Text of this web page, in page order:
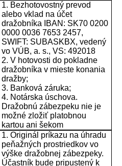
1. Bezhotovostný prevod
alebo vklad na účet
dražobníka IBAN: SK70 0200
0000 0036 7653 2457,
SWIFT: SUBASKBX, vedený
vo VÚB, a. s., VS: 492018
2. V hotovosti do pokladne
dražobníka v mieste konania
dražby;
3. Banková záruka;
4. Notárska úschova.
Dražobnú zábezpeku nie je
možné zložiť platobnou
kartou ani šekom
1. Originál príkazu na úhradu
peňažných prostriedkov vo
výške dražobnej zábezpeky.
Účastník bude pripustený k